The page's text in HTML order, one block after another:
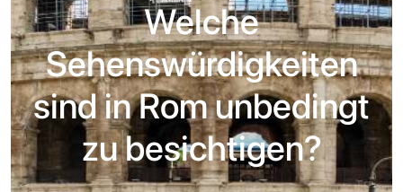
Welche
Sehenswürdigkeiten
sind in Rom unbedingt
zu besichtigen?